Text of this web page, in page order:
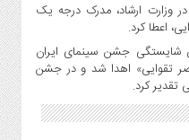
در وزارت ارشاد، مدرک درجه یک
اعطا کرد.
شایستگی جشن‌ سینمای ایران
تقوایی» اهدا شد و در جشن
تقدیر کرد.